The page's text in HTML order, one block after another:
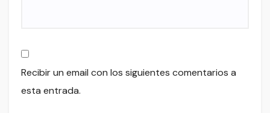
Recibir un email con los siguientes comentarios a
esta entrada.